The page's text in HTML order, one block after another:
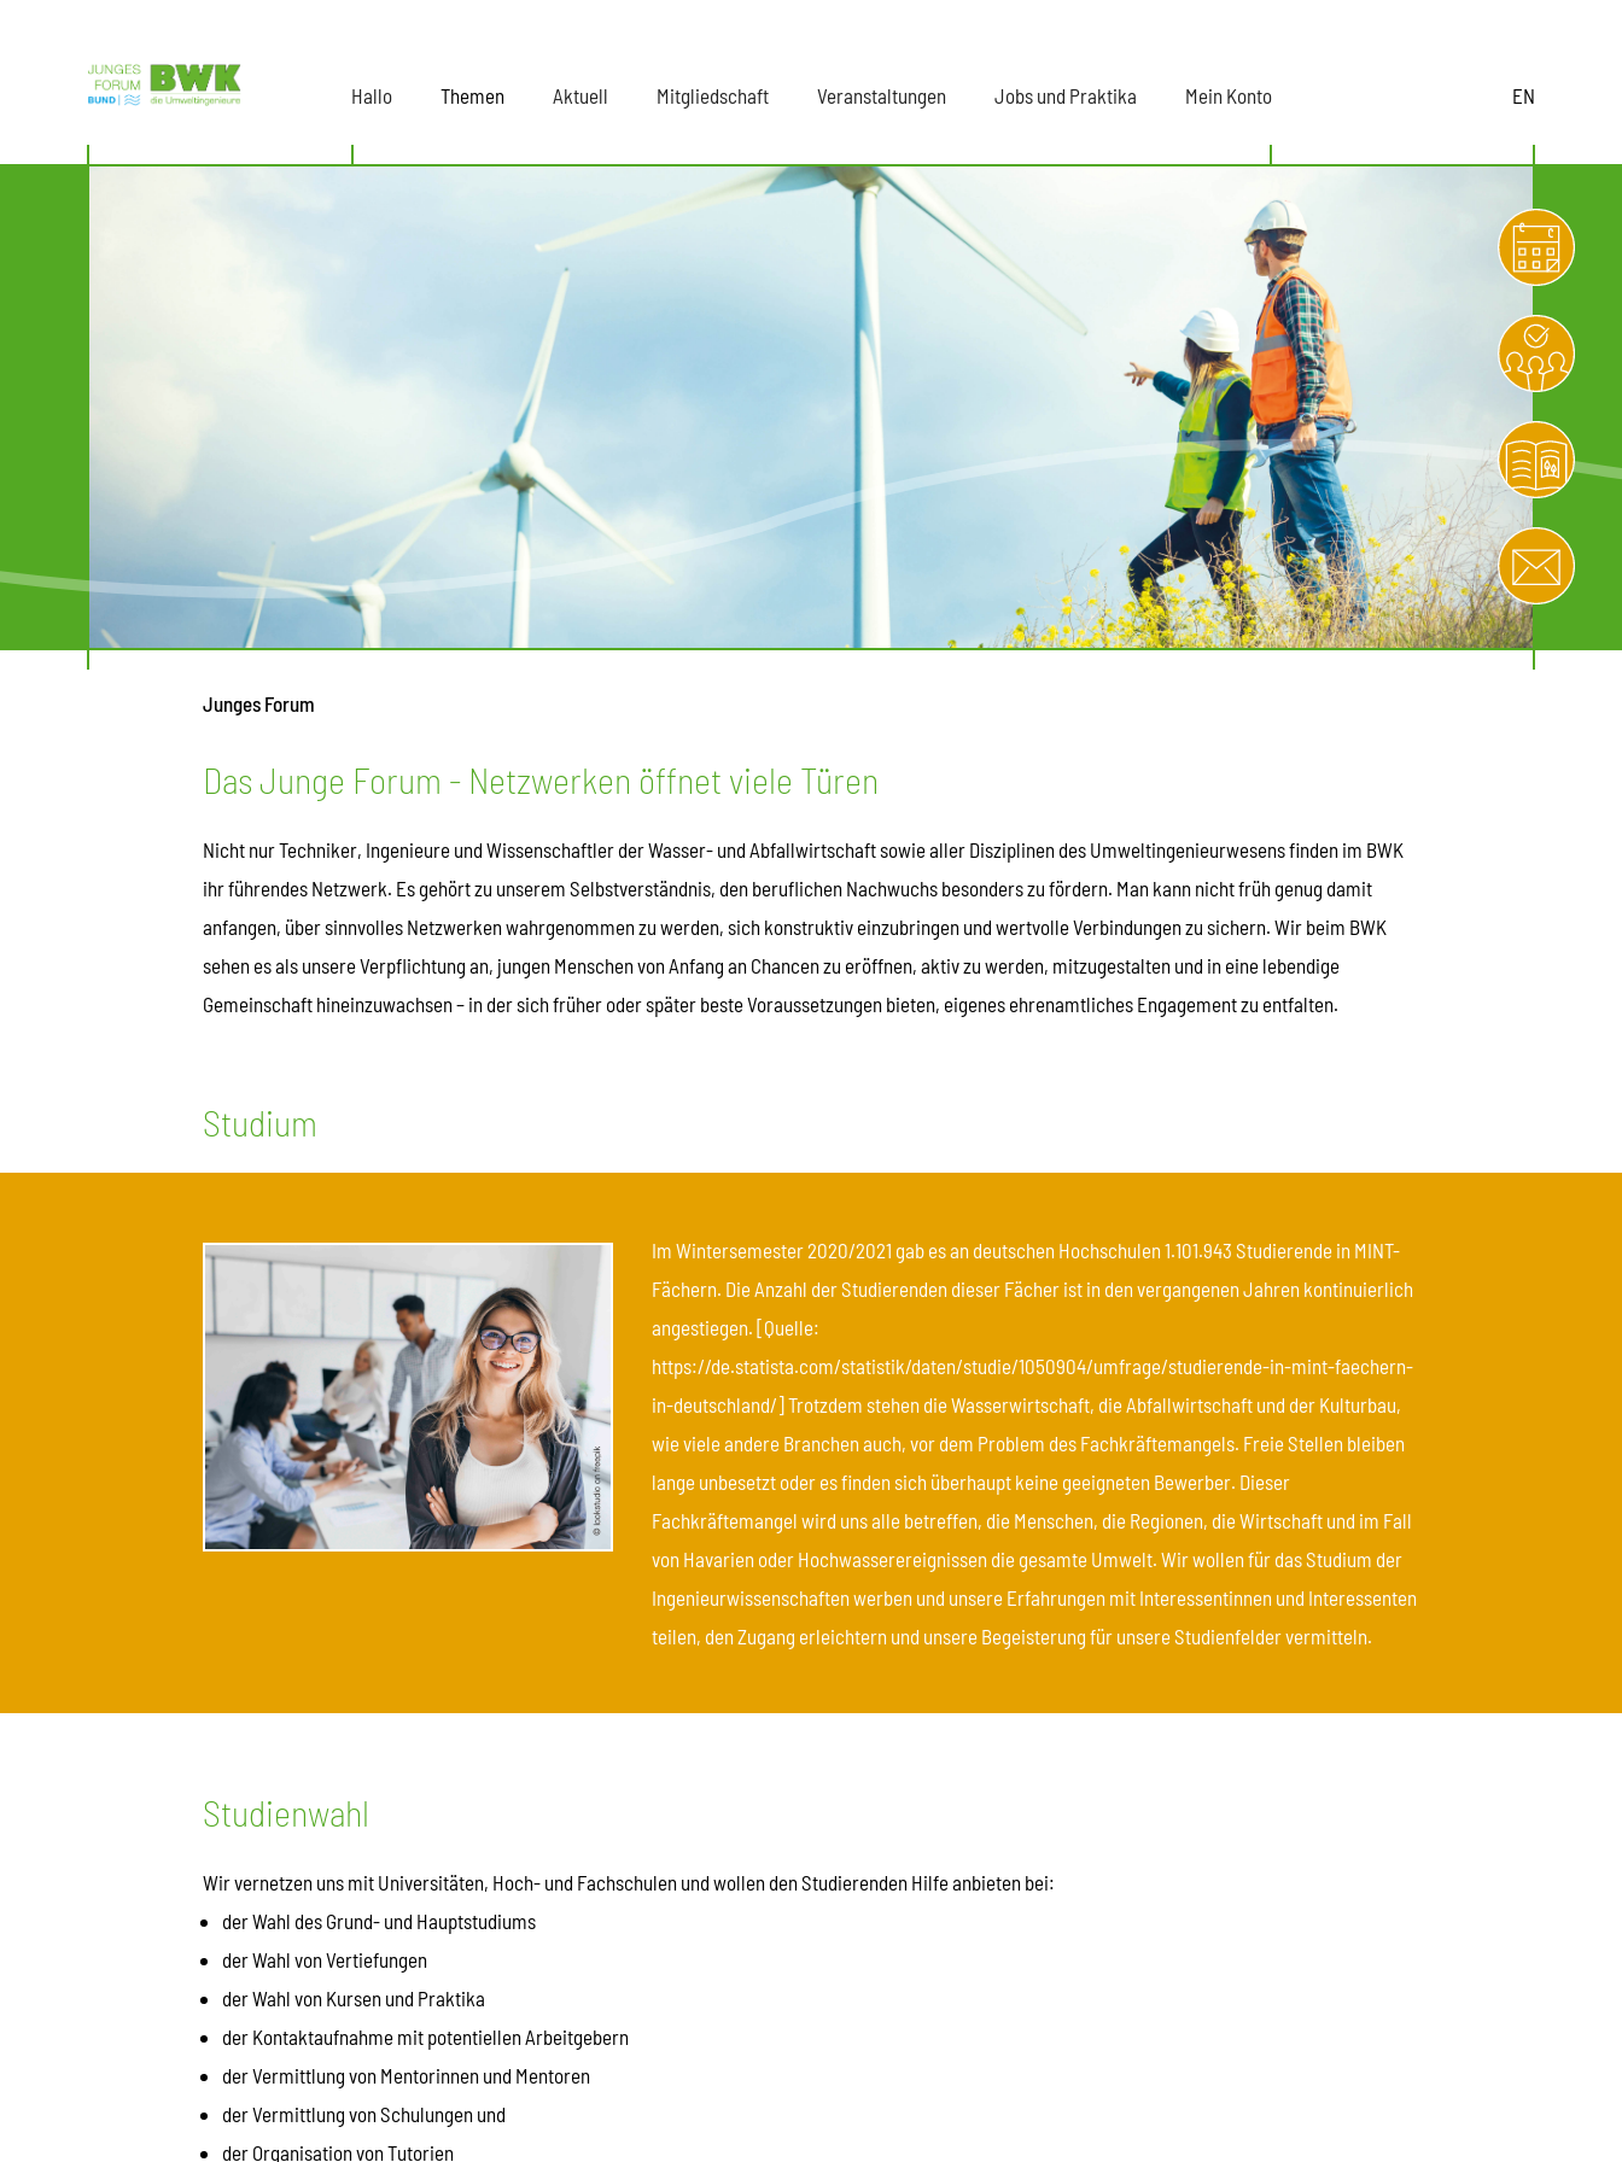
Hallo Themen Aktuell Mitgliedschaft Veranstaltungen Jobs und Praktika Mein Konto EN
Junges Forum
Das Junge Forum - Netzwerken öffnet viele Türen
Nicht nur Techniker, Ingenieure und Wissenschaftler der Wasser- und Abfallwirtschaft sowie aller Disziplinen des Umweltingenieurwesens finden im BWK
ihr führendes Netzwerk. Es gehört zu unserem Selbstverständnis, den beruflichen Nachwuchs besonders zu fördern. Man kann nicht früh genug damit
anfangen, über sinnvolles Netzwerken wahrgenommen zu werden, sich konstruktiv einzubringen und wertvolle Verbindungen zu sichern. Wir beim BWK
sehen es als unsere Verpflichtung an, jungen Menschen von Anfang an Chancen zu eröffnen, aktiv zu werden, mitzugestalten und in eine lebendige
Gemeinschaft hineinzuwachsen – in der sich früher oder später beste Voraussetzungen bieten, eigenes ehrenamtliches Engagement zu entfalten.
Studium
Im Wintersemester 2020/2021 gab es an deutschen Hochschulen 1.101.943 Studierende in MINT-
Fächern. Die Anzahl der Studierenden dieser Fächer ist in den vergangenen Jahren kontinuierlich
angestiegen. [Quelle:
https://de.statista.com/statistik/daten/studie/1050904/umfrage/studierende-in-mint-faechern-
in-deutschland/] Trotzdem stehen die Wasserwirtschaft, die Abfallwirtschaft und der Kulturbau,
wie viele andere Branchen auch, vor dem Problem des Fachkräftemangels. Freie Stellen bleiben
lange unbesetzt oder es finden sich überhaupt keine geeigneten Bewerber. Dieser
Fachkräftemangel wird uns alle betreffen, die Menschen, die Regionen, die Wirtschaft und im Fall
von Havarien oder Hochwasserereignissen die gesamte Umwelt. Wir wollen für das Studium der
Ingenieurwissenschaften werben und unsere Erfahrungen mit Interessentinnen und Interessenten
teilen, den Zugang erleichtern und unsere Begeisterung für unsere Studienfelder vermitteln.
Studienwahl
Wir vernetzen uns mit Universitäten, Hoch- und Fachschulen und wollen den Studierenden Hilfe anbieten bei:
der Wahl des Grund- und Hauptstudiums
der Wahl von Vertiefungen
der Wahl von Kursen und Praktika
der Kontaktaufnahme mit potentiellen Arbeitgebern
der Vermittlung von Mentorinnen und Mentoren
der Vermittlung von Schulungen und
der Organisation von Tutorien